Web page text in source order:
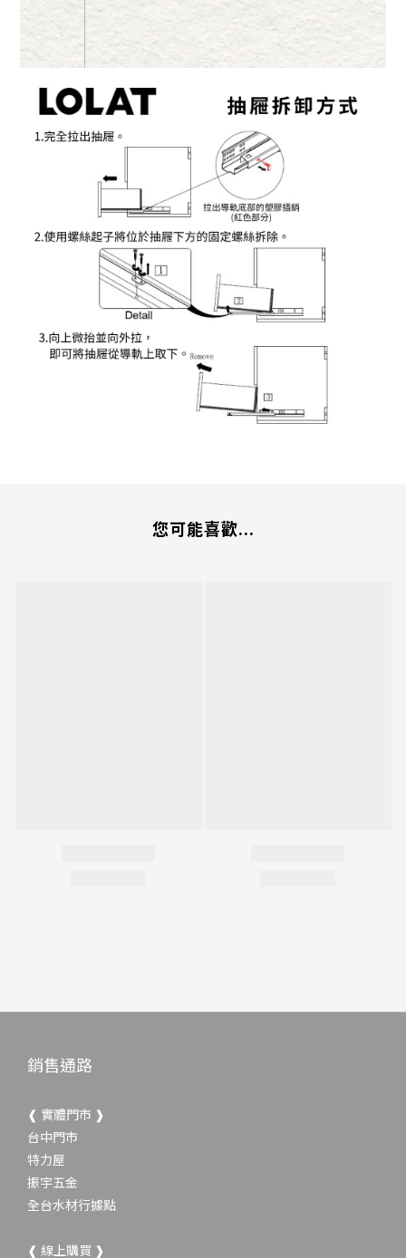
您可能喜歡...
銷售通路
❰ 實體門市 ❱
台中門市
特力屋
振宇五金
全台水材行據點
❰ 線上購買 ❱